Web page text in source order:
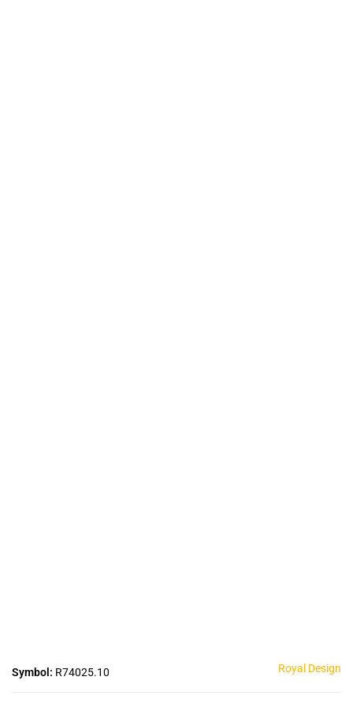
Symbol: R74025.10 Royal Design